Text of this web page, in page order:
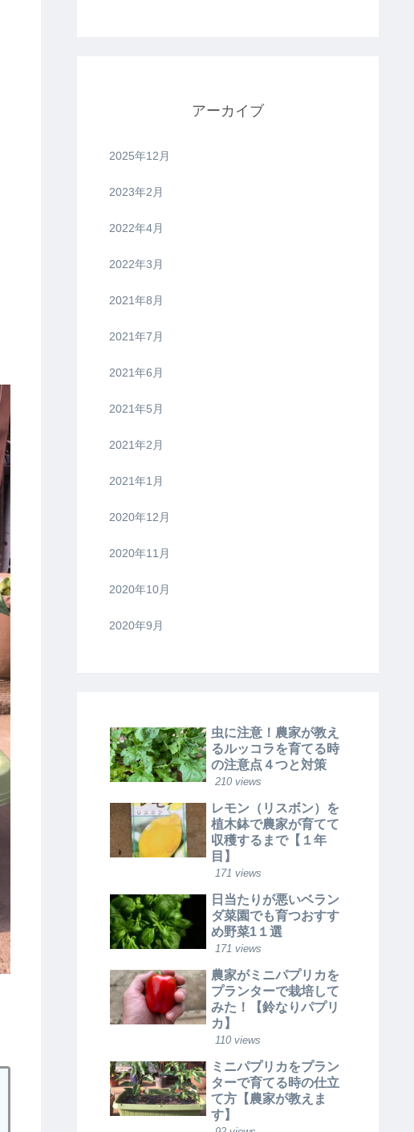
アーカイブ
2025年12月
2023年2月
2022年4月
2022年3月
2021年8月
2021年7月
2021年6月
2021年5月
2021年2月
2021年1月
2020年12月
2020年11月
2020年10月
2020年9月
虫に注意！農家が教え
るルッコラを育てる時
の注意点４つと対策
210 views
レモン（リスボン）を
植木鉢で農家が育てて
収穫するまで【１年
目】
171 views
日当たりが悪いベラン
ダ菜園でも育つおすす
め野菜1１選
171 views
農家がミニパプリカを
プランターで栽培して
みた！【鈴なりパプリ
カ】
110 views
ミニパプリカをプラン
ターで育てる時の仕立
て方【農家が教えま
す】